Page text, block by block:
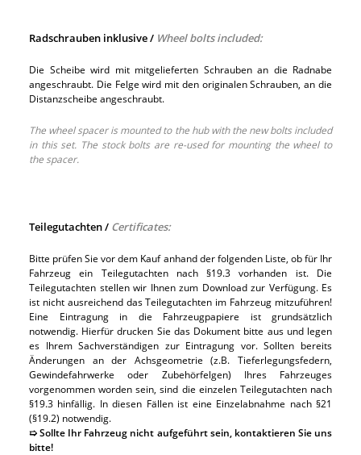
Radschrauben inklusive / Wheel bolts included:
Die Scheibe wird mit mitgelieferten Schrauben an die Radnabe
angeschraubt. Die Felge wird mit den originalen Schrauben, an die
Distanzscheibe angeschraubt.
The wheel spacer is mounted to the hub with the new bolts included
in this set. The stock bolts are re-used for mounting the wheel to
the spacer.
Teilegutachten / Certificates:
Bitte prüfen Sie vor dem Kauf anhand der folgenden Liste, ob für Ihr
Fahrzeug ein Teilegutachten nach §19.3 vorhanden ist. Die
Teilegutachten stellen wir Ihnen zum Download zur Verfügung. Es
ist nicht ausreichend das Teilegutachten im Fahrzeug mitzuführen!
Eine Eintragung in die Fahrzeugpapiere ist grundsätzlich
notwendig. Hierfür drucken Sie das Dokument bitte aus und legen
es Ihrem Sachverständigen zur Eintragung vor. Sollten bereits
Änderungen an der Achsgeometrie (z.B. Tieferlegungsfedern,
Gewindefahrwerke oder Zubehörfelgen) Ihres Fahrzeuges
vorgenommen worden sein, sind die einzelen Teilegutachten nach
§19.3 hinfällig. In diesen Fällen ist eine Einzelabnahme nach §21
(§19.2) notwendig.
➯ Sollte Ihr Fahrzeug nicht aufgeführt sein, kontaktieren Sie uns
bitte!